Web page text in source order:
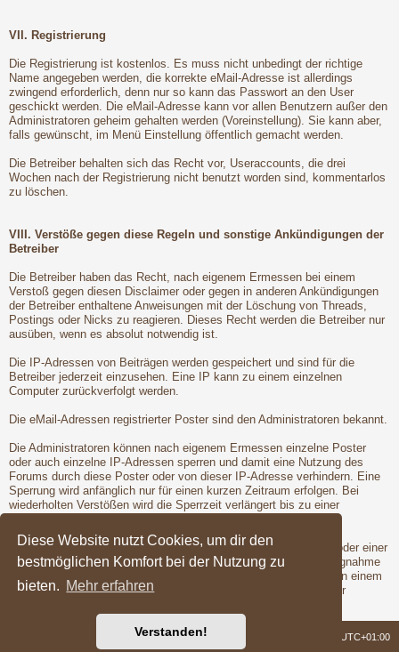
Diese Website nutzt Cookies, um dir den
bestmöglichen Komfort bei der Nutzung zu
bieten. Mehr erfahren
Verstanden!
VII. Registrierung
Die Registrierung ist kostenlos. Es muss nicht unbedingt der richtige
Name angegeben werden, die korrekte eMail-Adresse ist allerdings
zwingend erforderlich, denn nur so kann das Passwort an den User
geschickt werden. Die eMail-Adresse kann vor allen Benutzern außer den
Administratoren geheim gehalten werden (Voreinstellung). Sie kann aber,
falls gewünscht, im Menü Einstellung öffentlich gemacht werden.
Die Betreiber behalten sich das Recht vor, Useraccounts, die drei
Wochen nach der Registrierung nicht benutzt worden sind, kommentarlos
zu löschen.
VIII. Verstöße gegen diese Regeln und sonstige Ankündigungen der
Betreiber
Die Betreiber haben das Recht, nach eigenem Ermessen bei einem
Verstoß gegen diesen Disclaimer oder gegen in anderen Ankündigungen
der Betreiber enthaltene Anweisungen mit der Löschung von Threads,
Postings oder Nicks zu reagieren. Dieses Recht werden die Betreiber nur
ausüben, wenn es absolut notwendig ist.
Die IP-Adressen von Beiträgen werden gespeichert und sind für die
Betreiber jederzeit einzusehen. Eine IP kann zu einem einzelnen
Computer zurückverfolgt werden.
Die eMail-Adressen registrierter Poster sind den Administratoren bekannt.
Die Administratoren können nach eigenem Ermessen einzelne Poster
oder auch einzelne IP-Adressen sperren und damit eine Nutzung des
Forums durch diese Poster oder von dieser IP-Adresse verhindern. Eine
Sperrung wird anfänglich nur für einen kurzen Zeitraum erfolgen. Bei
wiederholten Verstößen wird die Sperrzeit verlängert bis zu einer
Vor der Löschung eines Nicks oder der Sperrung eines Posters oder einer
IP-Adresse wird dem betroffenen Poster Gelegenheit zur Stellungnahme
gegeben. Dies ist jedoch nur dann möglich, wenn der Verstoß von einem
registrierten Poster begangen wird. Erst nach der Gelegenheit zur
UTC+01:00